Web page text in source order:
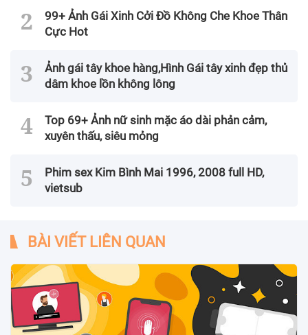
99+ Ảnh Gái Xinh Cởi Đồ Không Che Khoe Thân
Cực Hot
Ảnh gái tây khoe hàng,Hình Gái tây xinh đẹp thủ
dâm khoe lồn không lông
Top 69+ Ảnh nữ sinh mặc áo dài phản cảm,
xuyên thấu, siêu mỏng
Phim sex Kim Bình Mai 1996, 2008 full HD,
vietsub
BÀI VIẾT LIÊN QUAN